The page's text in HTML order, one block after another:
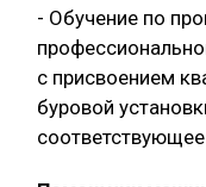
- Обучение по
с присвоением
буровой